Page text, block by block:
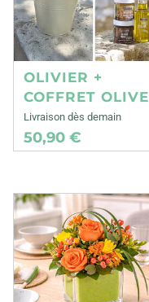
OLIVIER +
COFFRET OLIVE
Livraison dès demain
50,90 €